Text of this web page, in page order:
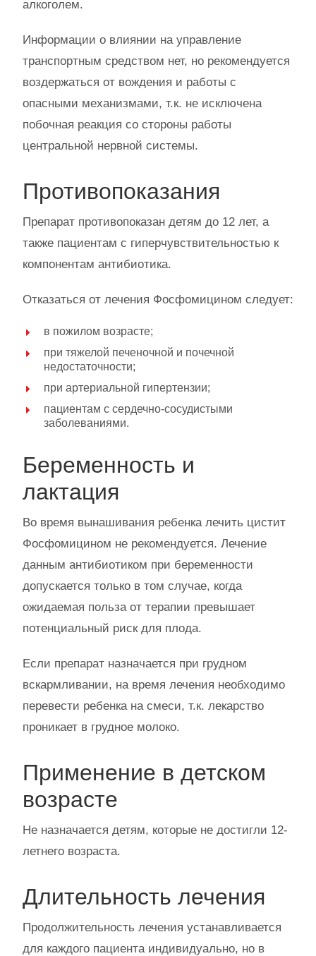
алкоголем.
Информации о влиянии на управление
транспортным средством нет, но рекомендуется
воздержаться от вождения и работы с
опасными механизмами, т.к. не исключена
побочная реакция со стороны работы
центральной нервной системы.
Противопоказания
Препарат противопоказан детям до 12 лет, а
также пациентам с гиперчувствительностью к
компонентам антибиотика.
Отказаться от лечения Фосфомицином следует:
в пожилом возрасте;
при тяжелой печеночной и почечной
недостаточности;
при артериальной гипертензии;
пациентам с сердечно-сосудистыми
заболеваниями.
Беременность и
лактация
Во время вынашивания ребенка лечить цистит
Фосфомицином не рекомендуется. Лечение
данным антибиотиком при беременности
допускается только в том случае, когда
ожидаемая польза от терапии превышает
потенциальный риск для плода.
Если препарат назначается при грудном
вскармливании, на время лечения необходимо
перевести ребенка на смеси, т.к. лекарство
проникает в грудное молоко.
Применение в детском
возрасте
Не назначается детям, которые не достигли 12-
летнего возраста.
Длительность лечения
Продолжительность лечения устанавливается
для каждого пациента индивидуально, но в